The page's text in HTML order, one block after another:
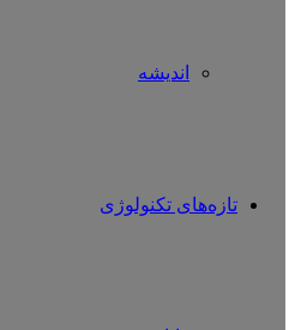
اندیشه
تازه‌های تکنولوژی